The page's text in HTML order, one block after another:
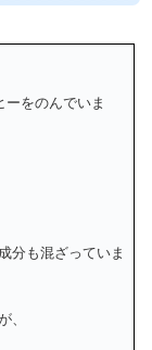
をのんでいま
分も混ざっていま
、